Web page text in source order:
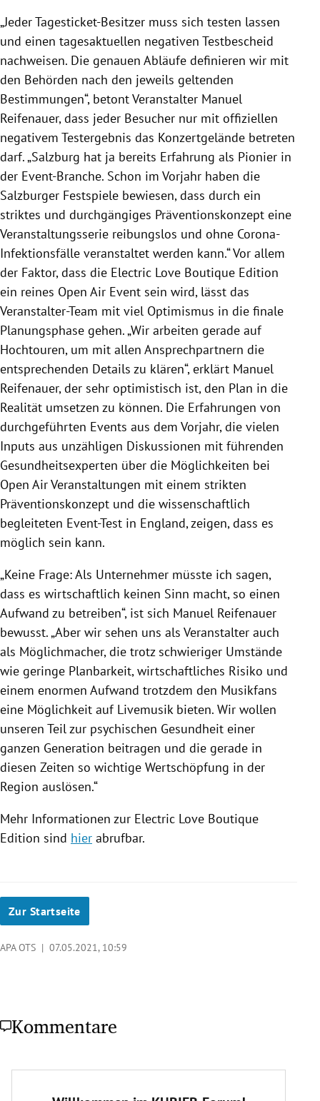
„Jeder Tagesticket-Besitzer muss sich testen lassen
und einen tagesaktuellen negativen Testbescheid
nachweisen. Die genauen Abläufe definieren wir mit
den Behörden nach den jeweils geltenden
Bestimmungen“, betont Veranstalter Manuel
Reifenauer, dass jeder Besucher nur mit offiziellen
negativem Testergebnis das Konzertgelände betreten
darf. „Salzburg hat ja bereits Erfahrung als Pionier in
der Event-Branche. Schon im Vorjahr haben die
Salzburger Festspiele bewiesen, dass durch ein
striktes und durchgängiges Präventionskonzept eine
Veranstaltungsserie reibungslos und ohne Corona-
Infektionsfälle veranstaltet werden kann.“ Vor allem
der Faktor, dass die Electric Love Boutique Edition
ein reines Open Air Event sein wird, lässt das
Veranstalter-Team mit viel Optimismus in die finale
Planungsphase gehen. „Wir arbeiten gerade auf
Hochtouren, um mit allen Ansprechpartnern die
entsprechenden Details zu klären“, erklärt Manuel
Reifenauer, der sehr optimistisch ist, den Plan in die
Realität umsetzen zu können. Die Erfahrungen von
durchgeführten Events aus dem Vorjahr, die vielen
Inputs aus unzähligen Diskussionen mit führenden
Gesundheitsexperten über die Möglichkeiten bei
Open Air Veranstaltungen mit einem strikten
Präventionskonzept und die wissenschaftlich
begleiteten Event-Test in England, zeigen, dass es
möglich sein kann.
„Keine Frage: Als Unternehmer müsste ich sagen,
dass es wirtschaftlich keinen Sinn macht, so einen
Aufwand zu betreiben“, ist sich Manuel Reifenauer
bewusst. „Aber wir sehen uns als Veranstalter auch
als Möglichmacher, die trotz schwieriger Umstände
wie geringe Planbarkeit, wirtschaftliches Risiko und
einem enormen Aufwand trotzdem den Musikfans
eine Möglichkeit auf Livemusik bieten. Wir wollen
unseren Teil zur psychischen Gesundheit einer
ganzen Generation beitragen und die gerade in
diesen Zeiten so wichtige Wertschöpfung in der
Region auslösen.“
Mehr Informationen zur Electric Love Boutique
Edition sind hier abrufbar.
Zur Startseite
APA OTS | 07.05.2021, 10:59
Kommentare